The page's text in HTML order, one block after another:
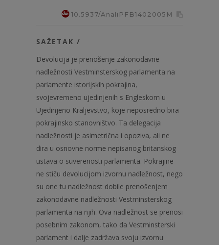
10.5937/AnaliPFB1402005M
SAŽETAK /
Devolucija je prenošenje zakonodavne
nadležnosti Vestminsterskog parlamenta na
parlamente istorijskih pokrajina,
svojevremeno ujedinjenih s Engleskom u
Ujedinjeno Kraljevstvo, koje neposredno bira
pokrajinsko stanovništvo. Ta delegacija
nadležnosti je asimetrična i opoziva, ali ne
dira u osnovne norme nepisanog britanskog
ustava o suverenosti parlamenta. Pokrajine
ne stiču devolucijom izvornu nadležnost, nego
su one tu nadležnost dobile prenošenjem
zakonodavne nadležnosti Vestminsterskog
parlamenta na njih. Ova nadležnost se prenosi
posebnim zakonom, tako da Vestminsterski
parlament i dalje zadržava svoju izvornu